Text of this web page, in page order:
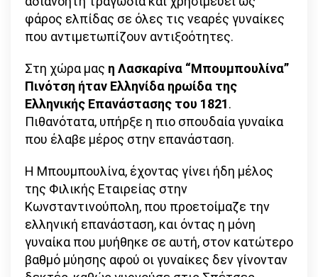
φάρος ελπίδας σε όλες τις νεαρές γυναίκες
που αντιμετωπίζουν αντιξοότητες.
Στη χώρα μας η Λασκαρίνα “Μπουμπουλίνα”
Πινότση ήταν Ελληνίδα ηρωίδα της
Ελληνικής Επανάστασης του 1821.
Πιθανότατα, υπήρξε η πιο σπουδαία γυναίκα
που έλαβε μέρος στην επανάσταση.
Η Μπουμπουλίνα, έχοντας γίνει ήδη μέλος
της Φιλικής Εταιρείας στην
Κωνσταντινούπολη, που προετοίμαζε την
ελληνική επανάσταση, και όντας η μόνη
γυναίκα που μυήθηκε σε αυτή, στον κατώτερο
βαθμό μύησης αφού οι γυναίκες δεν γίνονταν